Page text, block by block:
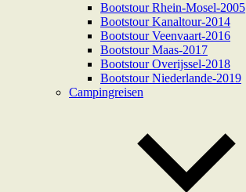
Bootstour Rhein-Mosel-2005
Bootstour Kanaltour-2014
Bootstour Veenvaart-2016
Bootstour Maas-2017
Bootstour Overijssel-2018
Bootstour Niederlande-2019
Campingreisen